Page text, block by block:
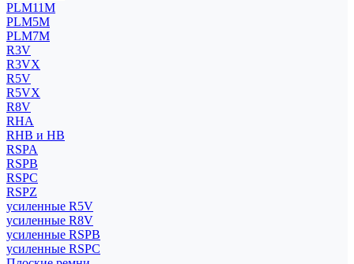
PLM11M
PLM5M
PLM7M
R3V
R3VX
R5V
R5VX
R8V
RHA
RHB и HB
RSPA
RSPB
RSPC
RSPZ
усиленные R5V
усиленные R8V
усиленные RSPB
усиленные RSPC